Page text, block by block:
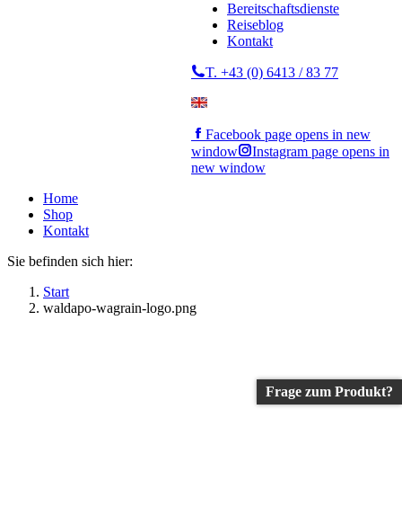
Bereitschaftsdienste
Reiseblog
Kontakt
T. +43 (0) 6413 / 83 77
Facebook page opens in new
window
Instagram page opens in
new window
Home
Shop
Kontakt
Sie befinden sich hier:
Start
waldapo-wagrain-logo.png
Frage zum Produkt?